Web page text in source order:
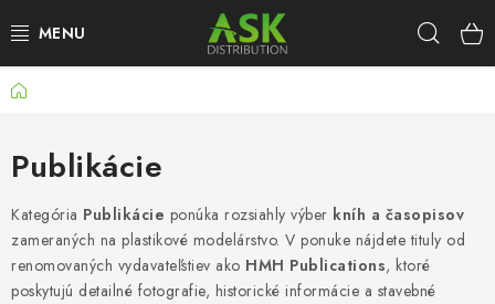
na
WARHAMMER
ASK PRODUKTY
NOVINKY
PLASTOVÉ MODELY
Domov
Publikácie
Kategória Publikácie ponúka rozsiahly výber kníh a časopisov
zameraných na plastikové modelárstvo. V ponuke nájdete tituly od
renomovaných vydavateľstiev ako HMH Publications, ktoré
poskytujú detailné fotografie, historické informácie a stavebné